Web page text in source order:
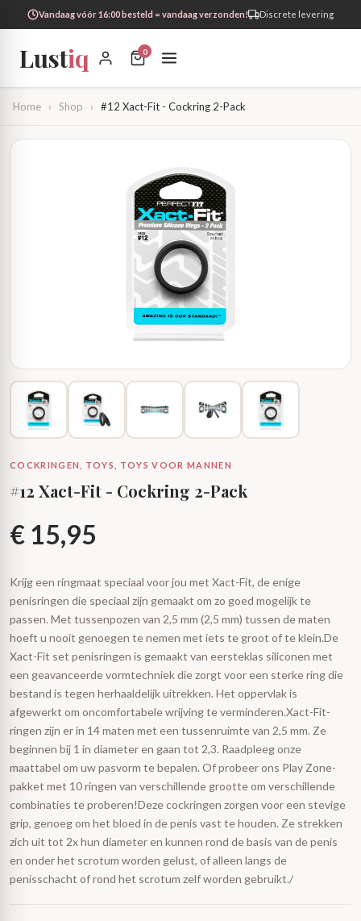
Vandaag vóór 16:00 besteld = vandaag verzonden! Discrete levering
Lustiq 0
Home › Shop › #12 Xact-Fit - Cockring 2-Pack
COCKRINGEN, TOYS, TOYS VOOR MANNEN
#12 Xact-Fit - Cockring 2-Pack
€ 15,95
Krijg een ringmaat speciaal voor jou met Xact-Fit, de enige
penisringen die speciaal zijn gemaakt om zo goed mogelijk te
passen. Met tussenpozen van 2,5 mm (2,5 mm) tussen de maten
hoeft u nooit genoegen te nemen met iets te groot of te klein.De
Xact-Fit set penisringen is gemaakt van eersteklas siliconen met
een geavanceerde vormtechniek die zorgt voor een sterke ring die
bestand is tegen herhaaldelijk uitrekken. Het oppervlak is
afgewerkt om oncomfortabele wrijving te verminderen.Xact-Fit-
ringen zijn er in 14 maten met een tussenruimte van 2,5 mm. Ze
beginnen bij 1 in diameter en gaan tot 2,3. Raadpleeg onze
maattabel om uw pasvorm te bepalen. Of probeer ons Play Zone-
pakket met 10 ringen van verschillende grootte om verschillende
combinaties te proberen!Deze cockringen zorgen voor een stevige
grip, genoeg om het bloed in de penis vast te houden. Ze strekken
zich uit tot 2x hun diameter en kunnen rond de basis van de penis
en onder het scrotum worden gelust, of alleen langs de
penisschacht of rond het scrotum zelf worden gebruikt./